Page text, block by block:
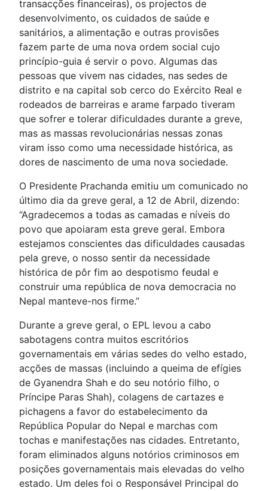
transacções financeiras), os projectos de
desenvolvimento, os cuidados de saúde e
sanitários, a alimentação e outras provisões
fazem parte de uma nova ordem social cujo
princípio-guia é servir o povo. Algumas das
pessoas que vivem nas cidades, nas sedes de
distrito e na capital sob cerco do Exército Real e
rodeados de barreiras e arame farpado tiveram
que sofrer e tolerar dificuldades durante a greve,
mas as massas revolucionárias nessas zonas
viram isso como uma necessidade histórica, as
dores de nascimento de uma nova sociedade.
O Presidente Prachanda emitiu um comunicado no
último dia da greve geral, a 12 de Abril, dizendo:
“Agradecemos a todas as camadas e níveis do
povo que apoiaram esta greve geral. Embora
estejamos conscientes das dificuldades causadas
pela greve, o nosso sentir da necessidade
histórica de pôr fim ao despotismo feudal e
construir uma república de nova democracia no
Nepal manteve-nos firme.”
Durante a greve geral, o EPL levou a cabo
sabotagens contra muitos escritórios
governamentais em várias sedes do velho estado,
acções de massas (incluindo a queima de efígies
de Gyanendra Shah e do seu notório filho, o
Príncipe Paras Shah), colagens de cartazes e
pichagens a favor do estabelecimento da
República Popular do Nepal e marchas com
tochas e manifestações nas cidades. Entretanto,
foram eliminados alguns notórios criminosos em
posições governamentais mais elevadas do velho
estado. Um deles foi o Responsável Principal do